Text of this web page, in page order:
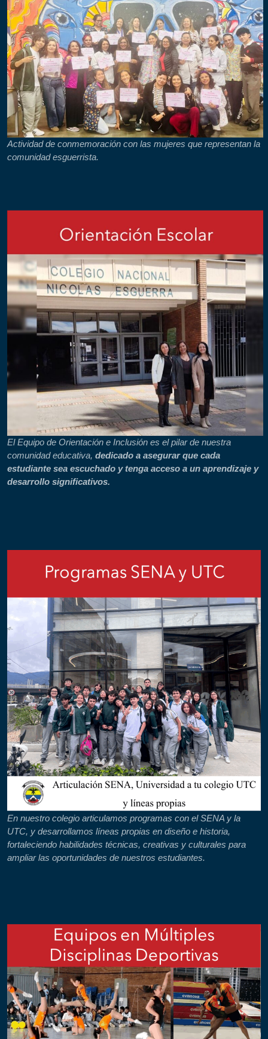
Actividad de conmemoración con las mujeres que representan la
comunidad esguerrista.
El Equipo de Orientación e Inclusión es el pilar de nuestra
comunidad educativa, dedicado a asegurar que cada
estudiante sea escuchado y tenga acceso a un aprendizaje y
desarrollo significativos.
En nuestro colegio articulamos programas con el SENA y la
UTC, y desarrollamos líneas propias en diseño e historia,
fortaleciendo habilidades técnicas, creativas y culturales para
ampliar las oportunidades de nuestros estudiantes.